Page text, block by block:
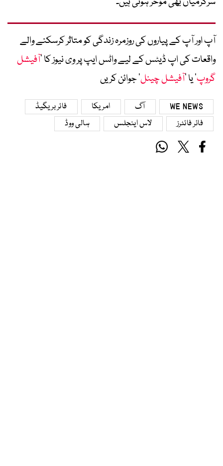
آپ اور آپ کے پیاروں کی روزمرہ زندگی کو متاثر کرسکنے والے
واقعات کی اپ ڈیٹس کے لیے واٹس ایپ پر وی نیوز کا ’آفیشل
گروپ‘ یا ’آفیشل چینل‘ جوائن کریں
WE NEWS آگ امریکا
فائر بریگیڈ
فائر فائٹرز
لاس اینجلس ہالی ووڈ